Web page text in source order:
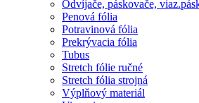
Odvíjače, páskovače,
Penová fólia
Potravinová fólia
Prekrývacia fólia
Tubus
Stretch fólie ručné
Stretch fólia strojná
Výplňový materiál